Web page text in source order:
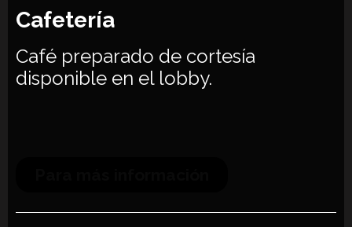
Cafetería
Café preparado de cortesía
disponible en el lobby.